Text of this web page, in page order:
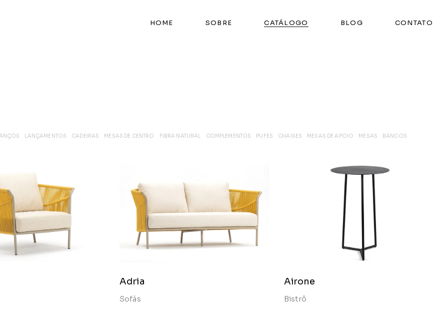
HOME SOBRE CATÁLOGO BLOG CONTATO
LANÇAMENTOS CADEIRAS MESAS DE CENTRO FIBRA NATURAL COMPLEMENTOS PUFES CHAISES MESAS DE APOIO MESAS BANCOS
Adria
Sofás
Airone
Bistrô